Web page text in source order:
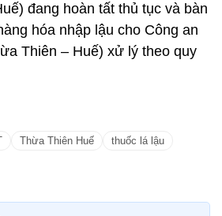
đang hoàn tất thủ tục và bàn
hóa nhập lậu cho Công an
Thiên – Huế) xử lý theo quy
Thừa Thiên Huế thuốc lá lậu